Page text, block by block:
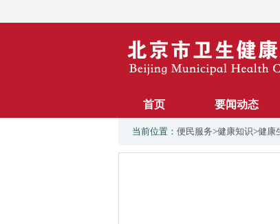
首页 要闻动态
当前位置： 便民服务>健康知识>健康